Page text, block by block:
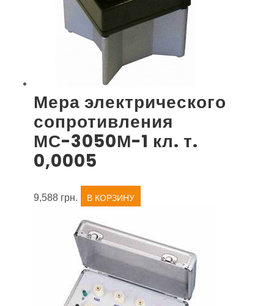
Мера электрического
сопротивления
МС-3050М-1 кл. т.
0,0005
9,588 грн. В КОРЗИНУ